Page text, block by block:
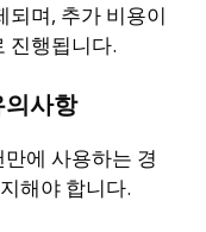
되며, 추가 비용이
진행됩니다.
사항
에 사용하는 경
해야 합니다.